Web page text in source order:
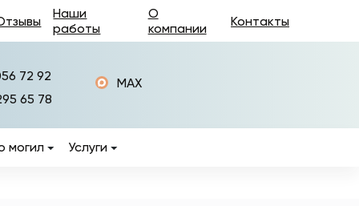
Наши
работы
О
компании
Контакты
72 92
65 78
MAX
могил Услуги